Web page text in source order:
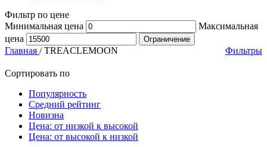
Фильтр по цене
Минимальная цена
Максимальная
цена
Ограничение
Главная / TREACLEMOON Фильтры
Сортировать по
Популярность
Средний рейтинг
Новизна
Цена: от низкой к высокой
Цена: от высокой к низкой